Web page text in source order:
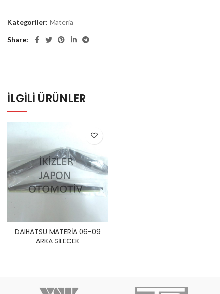
Kategoriler: Materia
Share
İLGILI ÜRÜNLER
DAIHATSU MATERİA 06-09
ARKA SİLECEK